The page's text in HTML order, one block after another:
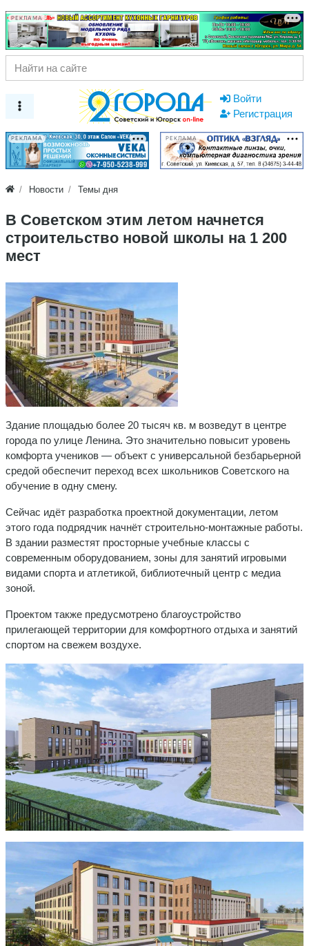
РЕКЛАМА
Войти
Регистрация
РЕКЛАМА РЕКЛАМА
Новости Темы дня
​В Советском этим летом начнется
строительство новой школы на 1 200
мест
Здание площадью более 20 тысяч кв. м возведут в центре
города по улице Ленина. Это значительно повысит уровень
комфорта учеников — объект с универсальной безбарьерной
средой обеспечит переход всех школьников Советского на
обучение в одну смену.
Сейчас идёт разработка проектной документации, летом
этого года подрядчик начнёт строительно-монтажные работы.
В здании разместят просторные учебные классы с
современным оборудованием, зоны для занятий игровыми
видами спорта и атлетикой, библиотечный центр с медиа
зоной.
Проектом также предусмотрено благоустройство
прилегающей территории для комфортного отдыха и занятий
спортом на свежем воздухе.